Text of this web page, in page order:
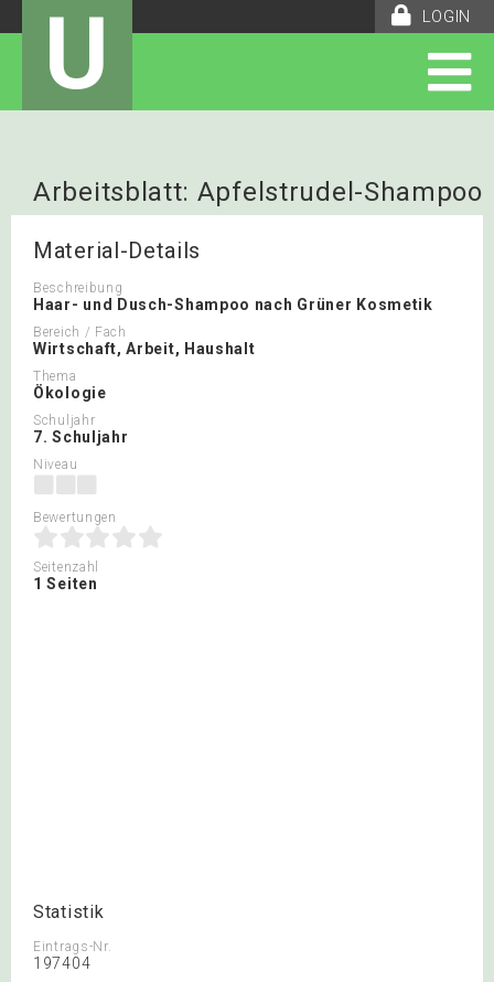
LOGIN
U
Arbeitsblatt: Apfelstrudel-Shampoo
Material-Details
Beschreibung
Haar- und Dusch-Shampoo nach Grüner Kosmetik
Bereich / Fach
Wirtschaft, Arbeit, Haushalt
Thema
Ökologie
Schuljahr
7. Schuljahr
Niveau
Bewertungen
Seitenzahl
1 Seiten
Statistik
Eintrags-Nr.
197404